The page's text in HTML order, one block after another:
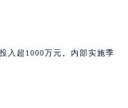
入超1000万元。内部实施季